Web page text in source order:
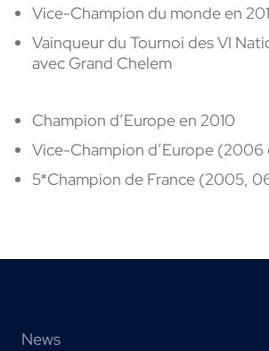
Vice-Champion du monde en
Vainqueur du Tournoi des VI
avec Grand Chelem
Champion d’Europe en 2010
Vice-Champion d’Europe
5*Champion de France (2005,
News